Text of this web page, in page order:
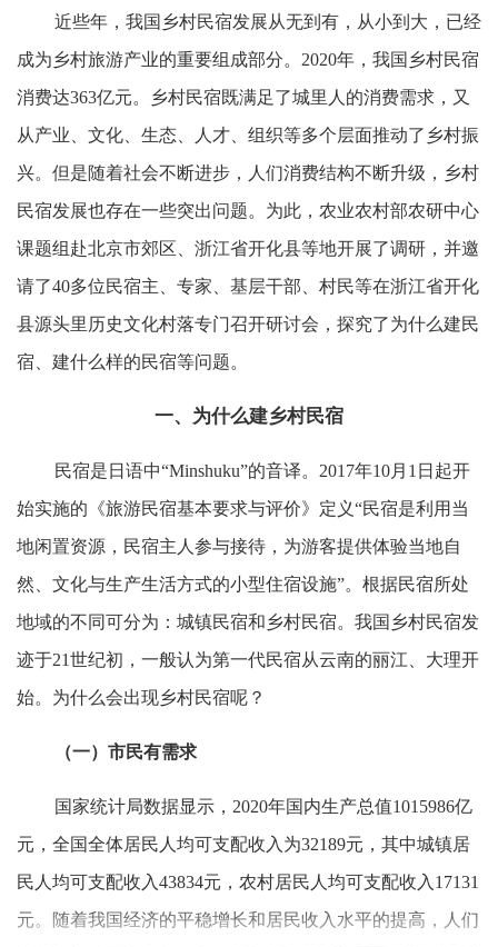
近些年，我国乡村民宿发展从无到有，从小到大，已经
成为乡村旅游产业的重要组成部分。2020年，我国乡村民宿
消费达363亿元。乡村民宿既满足了城里人的消费需求，又
从产业、文化、生态、人才、组织等多个层面推动了乡村振
兴。但是随着社会不断进步，人们消费结构不断升级，乡村
民宿发展也存在一些突出问题。为此，农业农村部农研中心
课题组赴北京市郊区、浙江省开化县等地开展了调研，并邀
请了40多位民宿主、专家、基层干部、村民等在浙江省开化
县源头里历史文化村落专门召开研讨会，探究了为什么建民
宿、建什么样的民宿等问题。
一、为什么建乡村民宿
民宿是日语中“Minshuku”的音译。2017年10月1日起开
始实施的《旅游民宿基本要求与评价》定义“民宿是利用当
地闲置资源，民宿主人参与接待，为游客提供体验当地自
然、文化与生产生活方式的小型住宿设施”。根据民宿所处
地域的不同可分为：城镇民宿和乡村民宿。我国乡村民宿发
迹于21世纪初，一般认为第一代民宿从云南的丽江、大理开
始。为什么会出现乡村民宿呢？
（一）市民有需求
国家统计局数据显示，2020年国内生产总值1015986亿
元，全国全体居民人均可支配收入为32189元，其中城镇居
民人均可支配收入43834元，农村居民人均可支配收入17131
元。随着我国经济的平稳增长和居民收入水平的提高，人们